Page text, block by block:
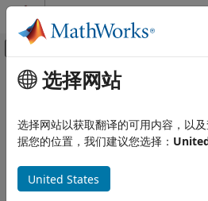
跳到内容
画布外导航菜单切换
文档主页
Simulink Check
检查 Stateflow 图中浮点表达式的使用
主要内容
本页采用了机器翻译。点击此处可查
检查 Stateflow 图
用
检查 ID：
选择网站
选择网站以获取翻译的可用内容，以
据您的位置，我们建议您选择：
United States